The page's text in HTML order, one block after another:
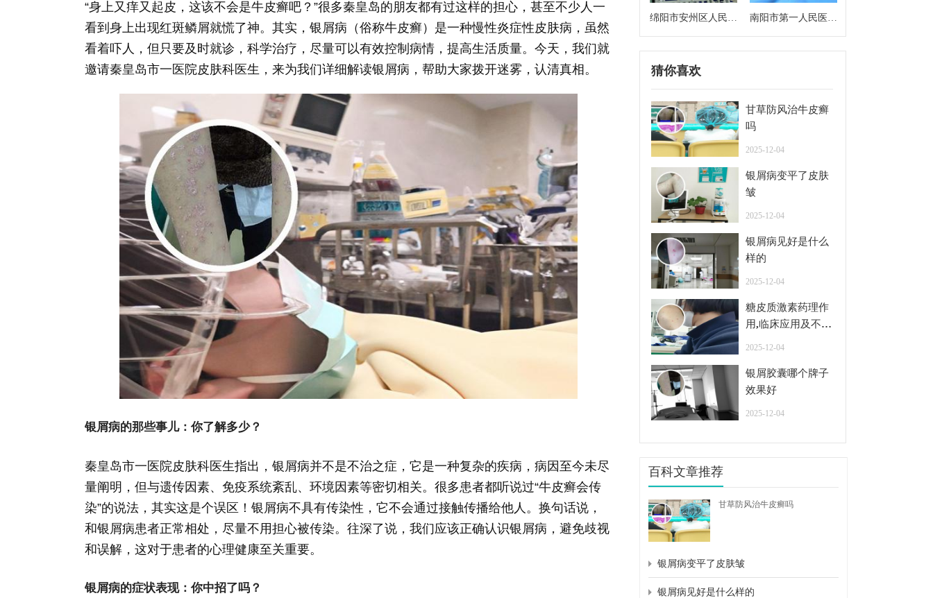
“身上又痒又起皮，这该不会是牛皮癣吧？”很多秦皇岛的朋友都有过这样的担心，甚至不少人一
看到身上出现红斑鳞屑就慌了神。其实，银屑病（俗称牛皮癣）是一种慢性炎症性皮肤病，虽然
看着吓人，但只要及时就诊，科学治疗，尽量可以有效控制病情，提高生活质量。今天，我们就
邀请秦皇岛市一医院皮肤科医生，来为我们详细解读银屑病，帮助大家拨开迷雾，认清真相。
银屑病的那些事儿：你了解多少？
秦皇岛市一医院皮肤科医生指出，银屑病并不是不治之症，它是一种复杂的疾病，病因至今未尽
量阐明，但与遗传因素、免疫系统紊乱、环境因素等密切相关。很多患者都听说过“牛皮癣会传
染”的说法，其实这是个误区！银屑病不具有传染性，它不会通过接触传播给他人。换句话说，
和银屑病患者正常相处，尽量不用担心被传染。往深了说，我们应该正确认识银屑病，避免歧视
和误解，这对于患者的心理健康至关重要。
银屑病的症状表现：你中招了吗？
绵阳市安州区人民医
院皮肤科主任是谁
南阳市第一人民医院
皮肤科专家门诊挂号
猜你喜欢
甘草防风治牛皮癣
吗
2025-12-04
银屑病变平了皮肤
皱
2025-12-04
银屑病见好是什么
样的
2025-12-04
糖皮质激素药理作
用,临床应用及不良
2025-12-04
银屑胶囊哪个牌子
效果好
2025-12-04
百科文章推荐
甘草防风治牛皮癣吗
银屑病变平了皮肤皱
银屑病见好是什么样的